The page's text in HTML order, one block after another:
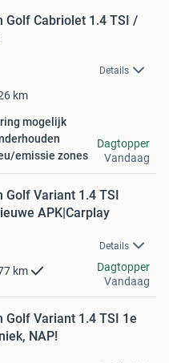
Golf Cabriolet 1.4 TSI /
Details
km
mogelijk
emissie zones
Dagtopper
Vandaag
Golf Variant 1.4 TSI
APK|Carplay
Details
km
Dagtopper
Vandaag
Golf Variant 1.4 TSI 1e
NAP!